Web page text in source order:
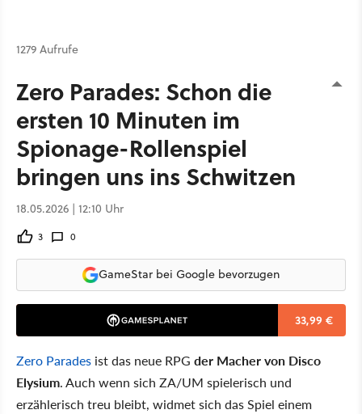
1279 Aufrufe
Zero Parades: Schon die
ersten 10 Minuten im
Spionage-Rollenspiel
bringen uns ins Schwitzen
18.05.2026 | 12:10 Uhr
3 0
GameStar bei Google bevorzugen
33,99 €
Zero Parades ist das neue RPG der Macher von Disco
Elysium. Auch wenn sich ZA/UM spielerisch und
erzählerisch treu bleibt, widmet sich das Spiel einem